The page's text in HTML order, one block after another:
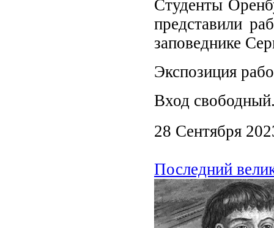
Студенты
представили
заповеднике
Экспозиция
Вход
28 Сентября
Последний